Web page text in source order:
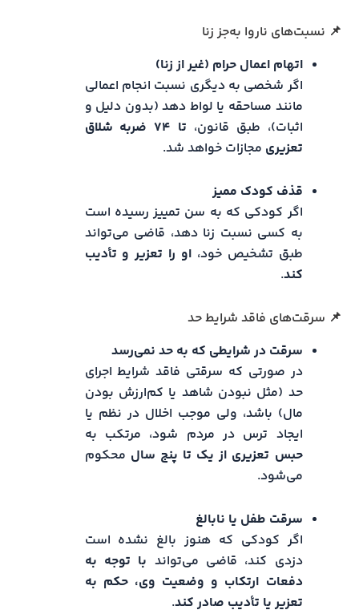
📌 نسبت‌های ناروا به‌جز زنا
اتهام اعمال حرام (غیر از زنا)
اگر شخصی به دیگری نسبت انجام اعمالی
مانند مساحقه یا لواط دهد (بدون دلیل و
اثبات)، طبق قانون،
تا ۷۴ ضربه شلاق
تعزیری مجازات خواهد شد.
قذف کودک ممیز
اگر کودکی که به سن تمییز رسیده است
به کسی نسبت زنا دهد، قاضی می‌تواند
طبق تشخیص خود،او را تعزیر و تأدیب
کند.
📌 سرقت‌های فاقد شرایط حد
سرقت در شرایطی که به حد نمی‌رسد
در صورتی که سرقتی فاقد شرایط اجرای
حد (مثل نبودن شاهد یا کم‌ارزش بودن
مال) باشد، ولی موجب اخلال در نظم یا
ایجاد ترس در مردم شود، مرتکب به
حبس تعزیری از یک تا پنج سال محکوم
می‌شود.
سرقت طفل یا نابالغ
اگر کودکی که هنوز بالغ نشده است
دزدی کند، قاضی می‌تواند با توجه به
دفعات ارتکاب و وضعیت وی، حکم به
تعزیر یا تأدیب صادر کند.